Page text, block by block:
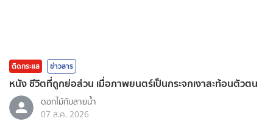
ติดกระแส ข่าวสาร
หนัง ชีวิตที่ถูกย่อส่วน เมื่อภาพยนตร์เป็นกระจกเงาสะท้อนตัวตน
ดอกไม้กับสายน้ำ
07 ส.ค. 2026